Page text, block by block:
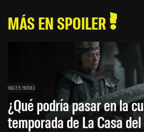
MÁS EN SPOILER
HACE 6 HORAS
¿Qué podría pasar en la
temporada de La Casa